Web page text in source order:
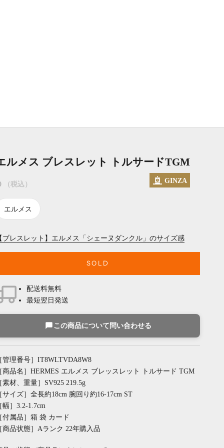
ルメス ブレスレット トルサードTGM
ール価格
（税込） GINZA
エルメス
ブレスレット】エルメス「シェーヌダンクル」のサイズ感
SOLD
配送料無料
最短翌日発送
この商品について問い合わせる
管理番号］IT8WLTVDA8W8
商品名］HERMES エルメス ブレッスレット トルサード TGM
素材、重量］SV925 219.5g
サイズ］全長約18cm 腕回り約16-17cm ST
幅］3.2-1.7cm
付属品］箱 袋 カード
商品状態］Aランク 22年購入品